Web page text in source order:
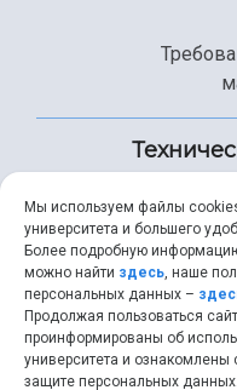
+7
Мы используем файлы
университета и большего
Более подробную
можно найти здесь, наше
персональных данных –
Продолжая пользоваться
проинформированы об
университета и
защите персональных